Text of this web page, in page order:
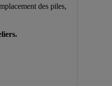
des piles,